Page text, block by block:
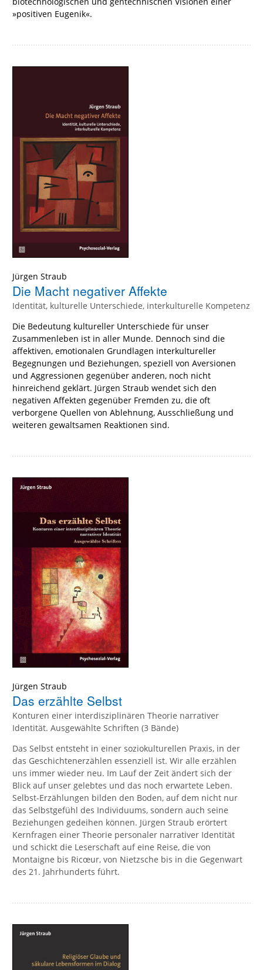
»positiven Eugenik«.
Jürgen Straub
Die Macht negativer Affekte
Identität, kulturelle Unterschiede, interkulturelle Kompetenz
Die Bedeutung kultureller Unterschiede für unser
Zusammenleben ist in aller Munde. Dennoch sind die
affektiven, emotionalen Grundlagen interkultureller
Begegnungen und Beziehungen, speziell von Aversionen
und Aggressionen gegenüber anderen, noch nicht
hinreichend geklärt. Jürgen Straub wendet sich den
negativen Affekten gegenüber Fremden zu, die oft
verborgene Quellen von Ablehnung, Ausschließung und
weiteren gewaltsamen Reaktionen sind.
Jürgen Straub
Das erzählte Selbst
Konturen einer interdisziplinären Theorie narrativer
Identität. Ausgewählte Schriften (3 Bände)
Das Selbst entsteht in einer soziokulturellen Praxis, in der
das Geschichtenerzählen essenziell ist. Wir alle erzählen
uns immer wieder neu. Im Lauf der Zeit ändert sich der
Blick auf unser gelebtes und das noch erwartete Leben.
Selbst-Erzählungen bilden den Boden, auf dem nicht nur
das Selbstgefühl des Individuums, sondern auch seine
Beziehungen gedeihen können. Jürgen Straub erörtert
Kernfragen einer Theorie personaler narrativer Identität
und schickt die Leserschaft auf eine Reise, die von
Montaigne bis Ricœur, von Nietzsche bis in die Gegenwart
des 21. Jahrhunderts führt.